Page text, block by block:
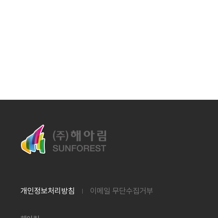
개인정보처리방침 이메일 무단수집거부